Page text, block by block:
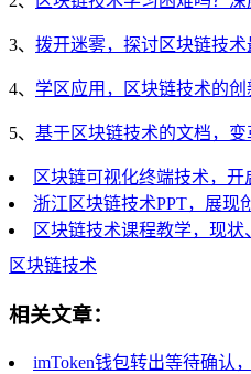
3、 拨开迷雾，探讨区块链技
4、 学区应用，区块链技术的创
5、 基于区块链技术的文档，
区块链可视化终端技术，
浙江区块链技术PPT，展现
区块链技术课程教学，现
区块链技术
相关文章：
imToken钱包转出等待确认